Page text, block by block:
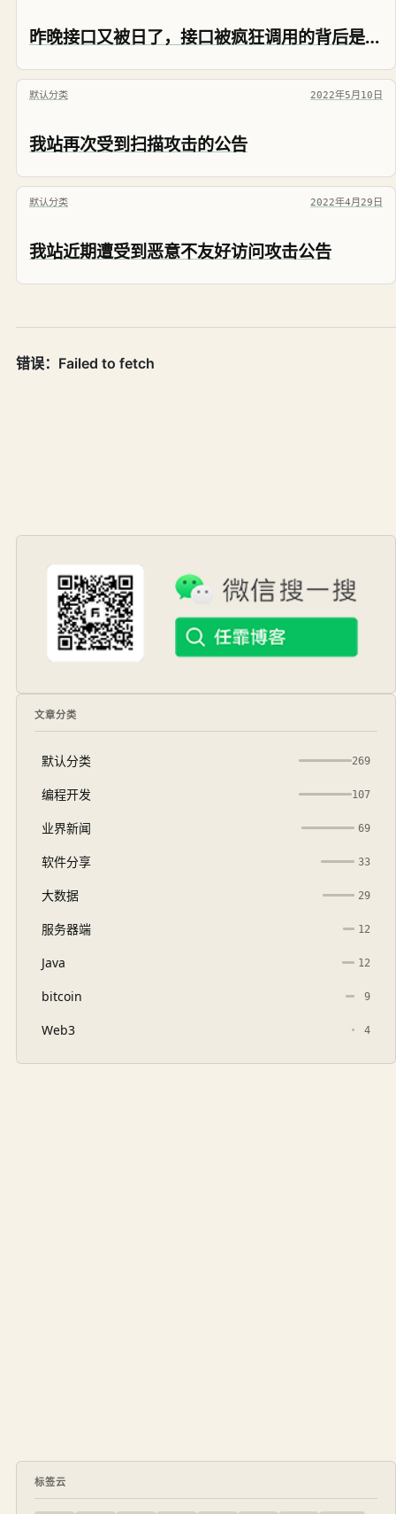
昨晚接口又被日了，接口被疯狂调用的背后是人是鬼？是道德的沦丧还是人性的扭曲？
默认分类 2022年5月10日
我站再次受到扫描攻击的公告
默认分类 2022年4月29日
我站近期遭受到恶意不友好访问攻击公告
文章分类
默认分类 269
编程开发 107
业界新闻 69
软件分享 33
大数据 29
服务器端 12
Java 12
bitcoin 9
Web3 4
标签云